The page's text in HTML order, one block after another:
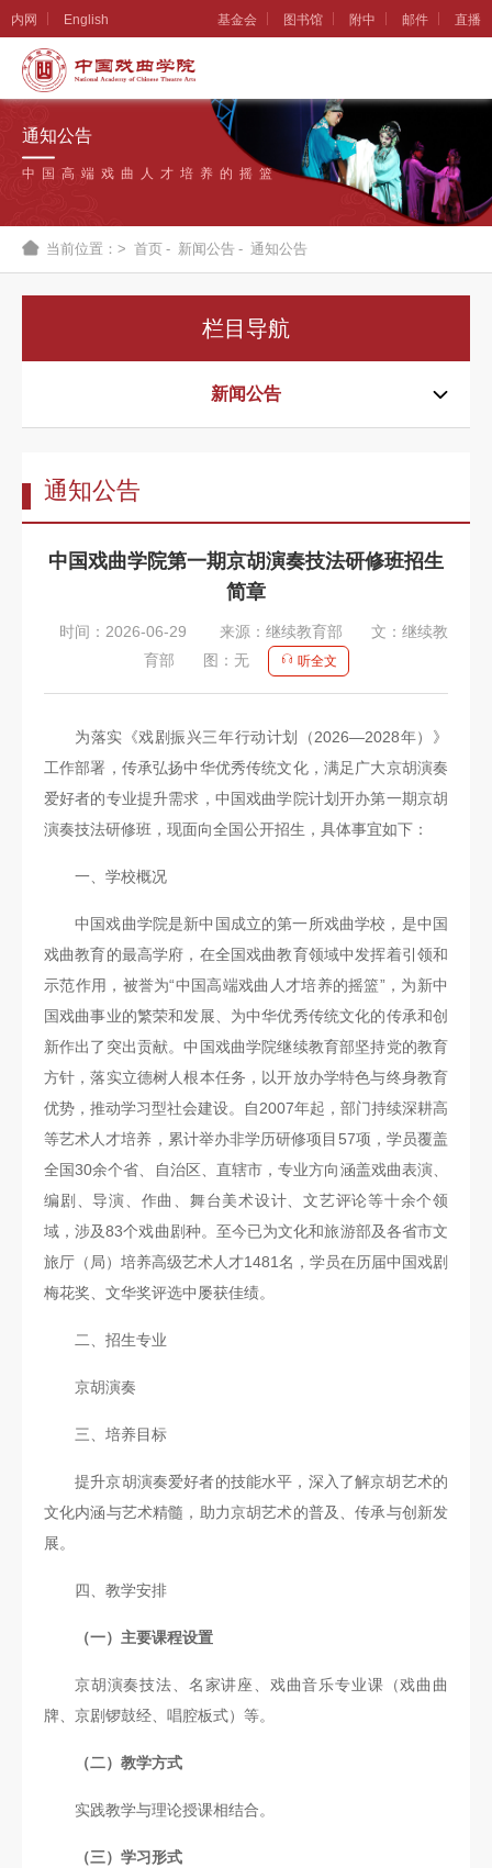
内网 English 基金会 图书馆 附中 邮件 直播
学
院
概
况
织
机
通知公告
中国高端戏曲人才培养的摇篮
当前位置：> 首页 - 新闻公告 - 通知公告
栏目导航
新闻公告
通知公告
中国戏曲学院第一期京胡演奏技法研修班招生
简章
时间：2026-06-29 来源：继续教育部
文：继续教
育部
图：无 听全文
为落实《戏剧振兴三年行动计划（2026—2028年）》
工作部署，传承弘扬中华优秀传统文化，满足广大京胡演奏
爱好者的专业提升需求，中国戏曲学院计划开办第一期京胡
演奏技法研修班，现面向全国公开招生，具体事宜如下：
一、学校概况
中国戏曲学院是新中国成立的第一所戏曲学校，是中国
戏曲教育的最高学府，在全国戏曲教育领域中发挥着引领和
示范作用，被誉为“中国高端戏曲人才培养的摇篮”，为新中
国戏曲事业的繁荣和发展、为中华优秀传统文化的传承和创
新作出了突出贡献。中国戏曲学院继续教育部坚持党的教育
方针，落实立德树人根本任务，以开放办学特色与终身教育
优势，推动学习型社会建设。自2007年起，部门持续深耕高
等艺术人才培养，累计举办非学历研修项目57项，学员覆盖
全国30余个省、自治区、直辖市，专业方向涵盖戏曲表演、
编剧、导演、作曲、舞台美术设计、文艺评论等十余个领
域，涉及83个戏曲剧种。至今已为文化和旅游部及各省市文
旅厅（局）培养高级艺术人才1481名，学员在历届中国戏剧
梅花奖、文华奖评选中屡获佳绩。
二、招生专业
京胡演奏
三、培养目标
提升京胡演奏爱好者的技能水平，深入了解京胡艺术的
文化内涵与艺术精髓，助力京胡艺术的普及、传承与创新发
展。
四、教学安排
（一）主要课程设置
京胡演奏技法、名家讲座、戏曲音乐专业课（戏曲曲
牌、京剧锣鼓经、唱腔板式）等。
（二）教学方式
实践教学与理论授课相结合。
（三）学习形式